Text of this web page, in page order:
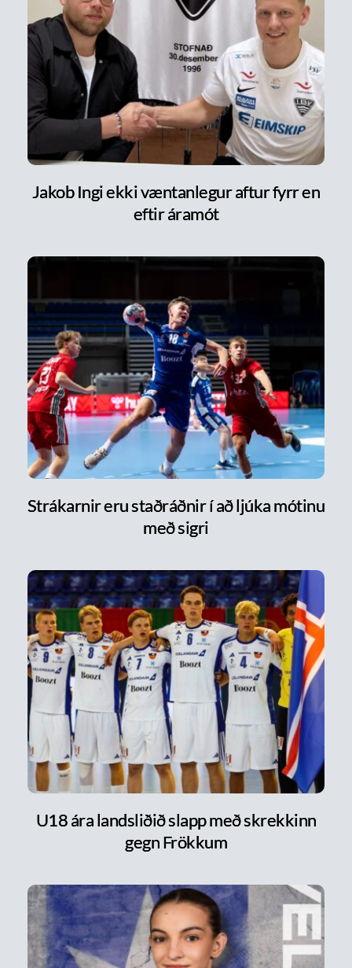
Jakob Ingi ekki væntanlegur aftur fyrr en
eftir áramót
Strákarnir eru staðráðnir í að ljúka mótinu
með sigri
U18 ára landsliðið slapp með skrekkinn
gegn Frökkum